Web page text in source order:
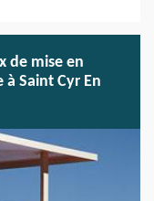
de mise en
Saint Cyr En